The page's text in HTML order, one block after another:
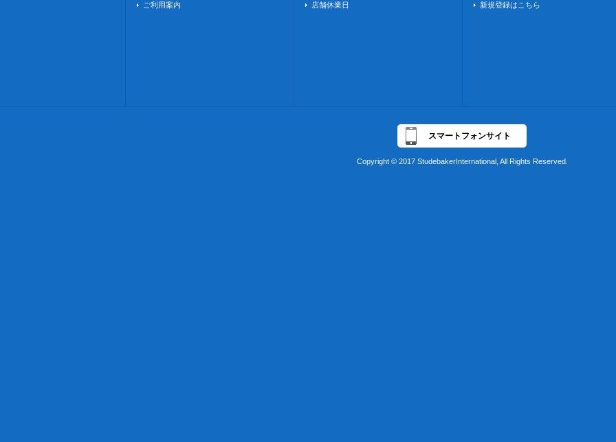
ご利用案内 店舗休業日 新規登録はこちら
スマートフォンサイト
Copyright © 2017 StudebakerInternational, All Rights Reserved.